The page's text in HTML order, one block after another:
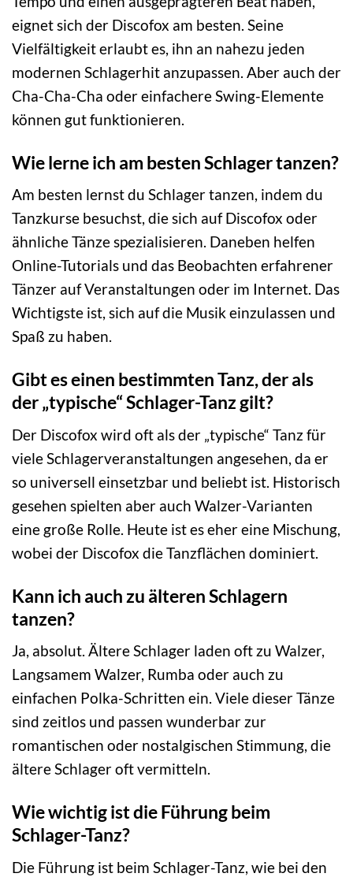
eignet sich der Discofox am besten. Seine
Vielfältigkeit erlaubt es, ihn an nahezu jeden
modernen Schlagerhit anzupassen. Aber auch der
Cha-Cha-Cha oder einfachere Swing-Elemente
können gut funktionieren.
Wie lerne ich am besten Schlager tanzen?
Am besten lernst du Schlager tanzen, indem du
Tanzkurse besuchst, die sich auf Discofox oder
ähnliche Tänze spezialisieren. Daneben helfen
Online-Tutorials und das Beobachten erfahrener
Tänzer auf Veranstaltungen oder im Internet. Das
Wichtigste ist, sich auf die Musik einzulassen und
Spaß zu haben.
Gibt es einen bestimmten Tanz, der als
der „typische“ Schlager-Tanz gilt?
Der Discofox wird oft als der „typische“ Tanz für
viele Schlagerveranstaltungen angesehen, da er
so universell einsetzbar und beliebt ist. Historisch
gesehen spielten aber auch Walzer-Varianten
eine große Rolle. Heute ist es eher eine Mischung,
wobei der Discofox die Tanzflächen dominiert.
Kann ich auch zu älteren Schlagern
tanzen?
Ja, absolut. Ältere Schlager laden oft zu Walzer,
Langsamem Walzer, Rumba oder auch zu
einfachen Polka-Schritten ein. Viele dieser Tänze
sind zeitlos und passen wunderbar zur
romantischen oder nostalgischen Stimmung, die
ältere Schlager oft vermitteln.
Wie wichtig ist die Führung beim
Schlager-Tanz?
Die Führung ist beim Schlager-Tanz, wie bei den